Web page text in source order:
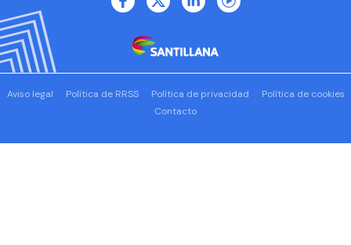
Aviso legal Política de RRSS Política de privacidad
Política de cookies
Contacto